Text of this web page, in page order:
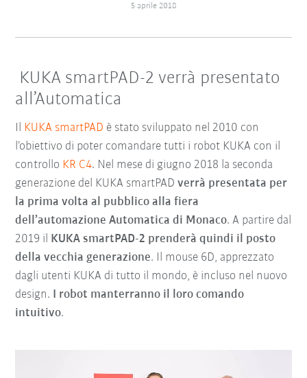
5 aprile 2018
KUKA smartPAD-2 verrà presentato
all’Automatica
Il KUKA smartPAD è stato sviluppato nel 2010 con
l’obiettivo di poter comandare tutti i robot KUKA con il
controllo KR C4. Nel mese di giugno 2018 la seconda
generazione del KUKA smartPADverrà presentata per
la prima volta al pubblico alla fiera
dell’automazione Automatica di Monaco. A partire dal
2019 il KUKA smartPAD-2 prenderà quindi il posto
della vecchia generazione. Il mouse 6D, apprezzato
dagli utenti KUKA di tutto il mondo, è incluso nel nuovo
design. I robot manterranno il loro comando
intuitivo.